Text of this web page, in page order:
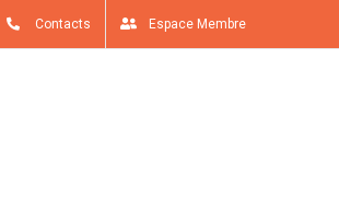
Contacts Espace Membre